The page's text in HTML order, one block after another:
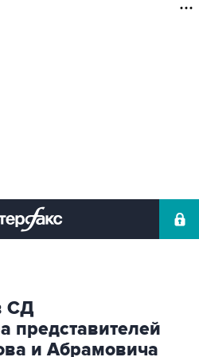
СД
представителей
и Абрамовича